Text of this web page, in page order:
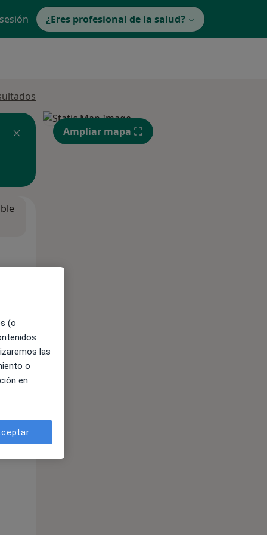
¿Eres profesional de la salud?
Ampliar mapa
(o
las
o
en